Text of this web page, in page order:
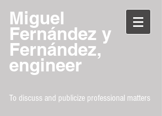
Miguel
Fernández y
Fernández,
engineer
To discuss and publicize professional matters